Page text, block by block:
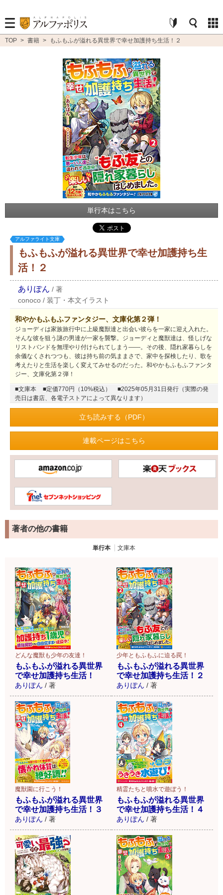
TOP > 書籍 > もふもふが溢れる異世界で幸せ加護持ち生活！２
単行本はこちら
アルファライト文庫
もふもふが溢れる異世界で幸せ加護持ち生
活！２
ありぽん / 著
conoco / 装丁・本文イラスト
和やかもふもふファンタジー、文庫化第２弾！
ジョーディは家族旅行中に上級魔獣達と出会い彼らを一家に迎え入れた。
そんな彼を狙う謎の男達が一家を襲撃。ジョーディと魔獣達は、怪しげな
リストバンドを無理やり付けられてしまう――。その後、隠れ家暮らしを
余儀なくされつつも、彼は持ち前の気ままさで、家中を探検したり、歌を
考えたりと生活を楽しく変えてみせるのだった。和やかもふもふファンタ
ジー、文庫化第２弾！
■文庫本 ■定価770円（10%税込）
■2025年05月31日発行（実際の発
売日は書店、各電子ストアによって異なります）
立ち読みする（PDF）
連載ページはこちら
著者の他の書籍
単行本 文庫本
どんな魔獣も少年の友達！
もふもふが溢れる異世界
で幸せ加護持ち生活！
ありぽん / 著
少年ともふもふに迫る罠！
もふもふが溢れる異世界
で幸せ加護持ち生活！２
ありぽん / 著
魔獣園に行こう！
もふもふが溢れる異世界
で幸せ加護持ち生活！３
ありぽん / 著
精霊たちと噴水で遊ぼう！
もふもふが溢れる異世界
で幸せ加護持ち生活！４
ありぽん / 著